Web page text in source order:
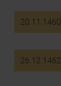
20.11.1460
26.12.1462